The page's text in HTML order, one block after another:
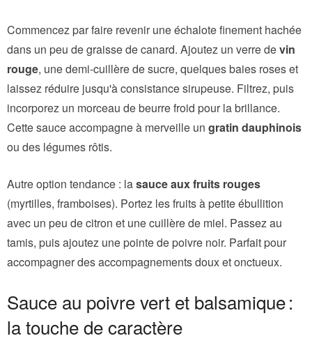
Commencez par faire revenir une échalote finement hachée
dans un peu de graisse de canard. Ajoutez un verre devin
rouge, une demi-cuillère de sucre, quelques baies roses et
laissez réduire jusqu'à consistance sirupeuse. Filtrez, puis
incorporez un morceau de beurre froid pour la brillance.
Cette sauce accompagne à merveille un gratin dauphinois
ou des légumes rôtis.
Autre option tendance : lasauce aux fruits rouges
(myrtilles, framboises). Portez les fruits à petite ébullition
avec un peu de citron et une cuillère de miel. Passez au
tamis, puis ajoutez une pointe de poivre noir. Parfait pour
accompagner des accompagnements doux et onctueux.
Sauce au poivre vert et balsamique :
la touche de caractère